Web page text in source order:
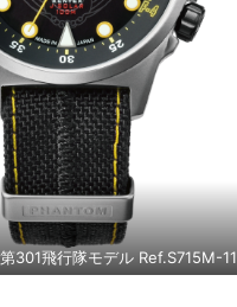
301飛行隊モデル Ref.S715M-11